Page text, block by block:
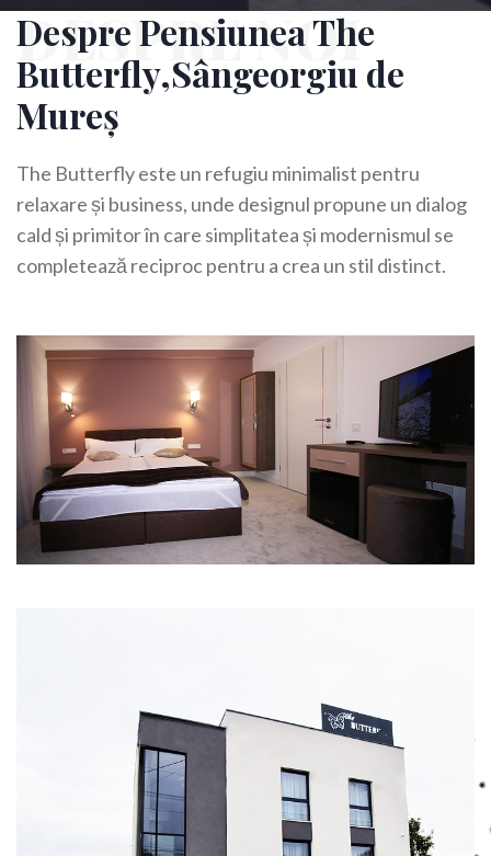
DESPRE NOI
Despre Pensiunea The
Butterfly,Sângeorgiu de
Mureș
The Butterfly este un refugiu minimalist pentru
relaxare și business, unde designul propune un dialog
cald și primitor în care simplitatea și modernismul se
completează reciproc pentru a crea un stil distinct.